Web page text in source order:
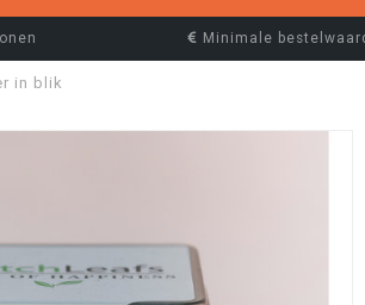
Minimale
in blik